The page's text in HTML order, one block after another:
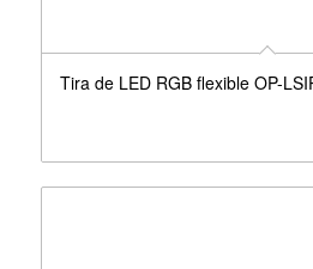
Tira de LED RGB flexible OP-